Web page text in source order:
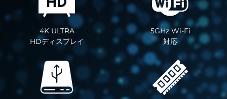
4K ULTRA
HDディスプレイ
5GHz Wi-Fi
対応